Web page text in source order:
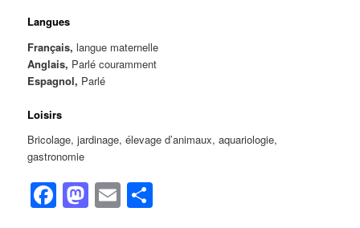
Langues
Français, langue maternelle
Anglais, Parlé couramment
Espagnol, Parlé
Loisirs
Bricolage, jardinage, élevage d’animaux, aquariologie,
gastronomie
Facebook
Mastodon
Email